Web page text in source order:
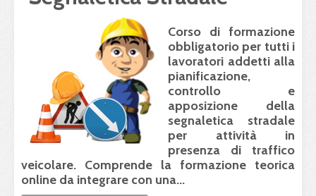
Corso di formazione
obbligatorio per tutti i
lavoratori addetti alla
pianificazione,
controllo e
apposizione della
segnaletica stradale
per attività in
presenza di traffico
veicolare. Comprende la formazione teorica
online da integrare con una...